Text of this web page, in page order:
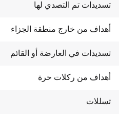
تسديدات تم التصدي لها
أهداف من خارج منطقة الجزاء
تسديدات في العارضة أو القائم
أهداف من ركلات حرة
تسللات